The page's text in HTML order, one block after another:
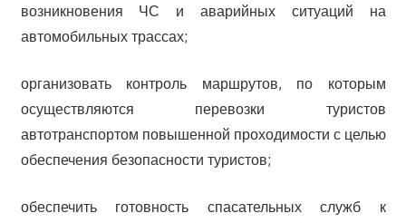
возникновения ЧС и аварийных ситуаций на
автомобильных трассах;
организовать контроль маршрутов, по которым
осуществляются перевозки туристов
автотранспортом повышенной проходимости с целью
обеспечения безопасности туристов;
обеспечить готовность спасательных служб к